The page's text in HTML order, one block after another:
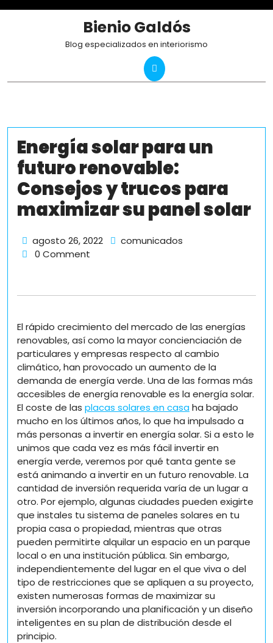
Bienio Galdós
Blog especializados en interiorismo
Energía solar para un
futuro renovable:
Consejos y trucos para
maximizar su panel solar
agosto 26, 2022 agosto
comunicados
futuro
Consejos
y
trucos
para
maximizar
su
panel
solar
0 Comment
El rápido crecimiento del mercado de las energías
renovables, así como la mayor concienciación de
particulares y empresas respecto al cambio
climático, han provocado un aumento de la
demanda de energía verde. Una de las formas más
accesibles de energía renovable es la energía solar.
El coste de las placas solares en casaha bajado
mucho en los últimos años, lo que ha impulsado a
más personas a invertir en energía solar. Si a esto le
unimos que cada vez es más fácil invertir en
energía verde, veremos por qué tanta gente se
está animando a invertir en un futuro renovable. La
cantidad de inversión requerida varía de un lugar a
otro. Por ejemplo, algunas ciudades pueden exigirte
que instales tu sistema de paneles solares en tu
propia casa o propiedad, mientras que otras
pueden permitirte alquilar un espacio en un parque
local o en una institución pública. Sin embargo,
independientemente del lugar en el que viva o del
tipo de restricciones que se apliquen a su proyecto,
existen numerosas formas de maximizar su
inversión incorporando una planificación y un diseño
inteligentes en su plan de distribución desde el
principio.